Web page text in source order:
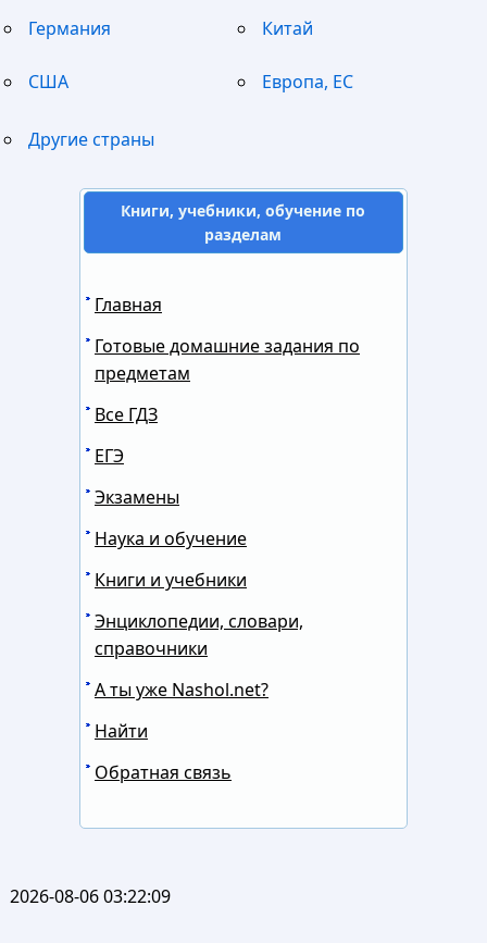
Германия Китай
США Европа, ЕС
Другие страны
Книги, учебники, обучение по
разделам
Главная
Готовые домашние задания по
предметам
Все ГДЗ
ЕГЭ
Экзамены
Наука и обучение
Книги и учебники
Энциклопедии, словари,
справочники
А ты уже Nashol.net?
Найти
Обратная связь
2026-08-06 03:22:09